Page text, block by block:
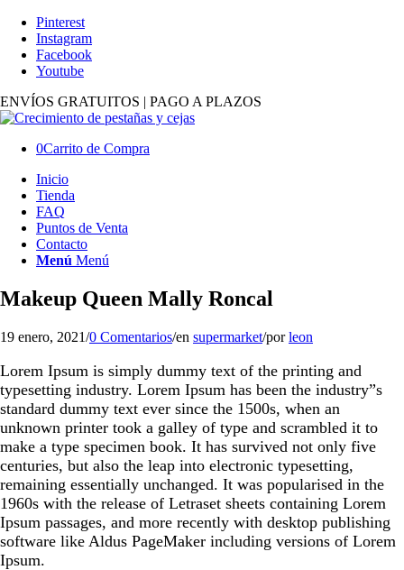
Pinterest
Instagram
Facebook
Youtube
ENVÍOS GRATUITOS | PAGO A PLAZOS
0Carrito de Compra
Inicio
Tienda
FAQ
Puntos de Venta
Contacto
Menú Menú
Makeup Queen Mally Roncal
19 enero, 2021/0 Comentarios/en supermarket/porleon
Lorem Ipsum is simply dummy text of the printing and
typesetting industry. Lorem Ipsum has been the industry”s
standard dummy text ever since the 1500s, when an
unknown printer took a galley of type and scrambled it to
make a type specimen book. It has survived not only five
centuries, but also the leap into electronic typesetting,
remaining essentially unchanged. It was popularised in the
1960s with the release of Letraset sheets containing Lorem
Ipsum passages, and more recently with desktop publishing
software like Aldus PageMaker including versions of Lorem
Ipsum.